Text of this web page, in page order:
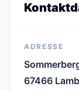
ADRESSE
67466